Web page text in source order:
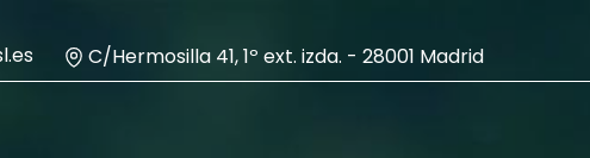
C/Hermosilla 41, 1º ext. izda. - 28001 Madrid